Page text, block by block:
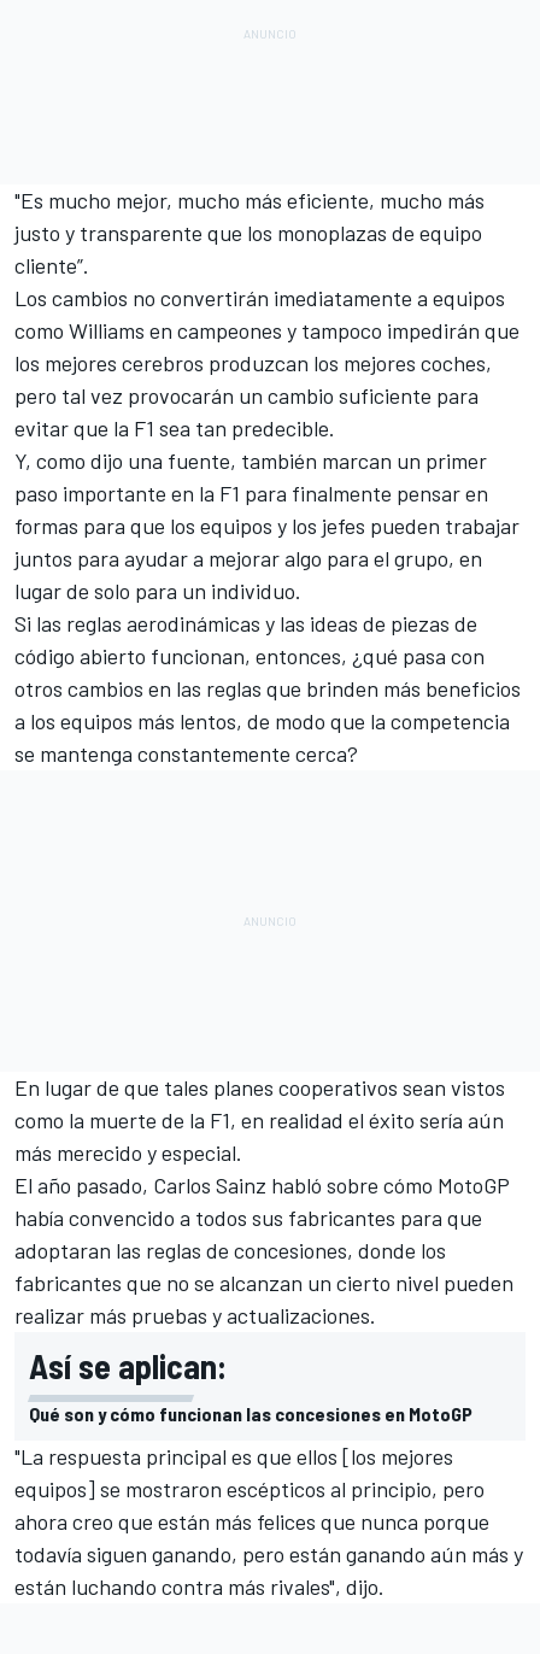
"Es mucho mejor, mucho más eficiente, mucho más
justo y transparente que los monoplazas de equipo
cliente”.
Los cambios no convertirán imediatamente a equipos
como Williams en campeones y tampoco impedirán que
los mejores cerebros produzcan los mejores coches,
pero tal vez provocarán un cambio suficiente para
evitar que la F1 sea tan predecible.
Y, como dijo una fuente, también marcan un primer
paso importante en la F1 para finalmente pensar en
formas para que los equipos y los jefes pueden trabajar
juntos para ayudar a mejorar algo para el grupo, en
lugar de solo para un individuo.
Si las reglas aerodinámicas y las ideas de piezas de
código abierto funcionan, entonces, ¿qué pasa con
otros cambios en las reglas que brinden más beneficios
a los equipos más lentos, de modo que la competencia
se mantenga constantemente cerca?
En lugar de que tales planes cooperativos sean vistos
como la muerte de la F1, en realidad el éxito sería aún
más merecido y especial.
El año pasado, Carlos Sainz habló sobre cómo MotoGP
había convencido a todos sus fabricantes para que
adoptaran las reglas de concesiones, donde los
fabricantes que no se alcanzan un cierto nivel pueden
realizar más pruebas y actualizaciones.
Así se aplican:
Qué son y cómo funcionan las concesiones en MotoGP
"La respuesta principal es que ellos [los mejores
equipos] se mostraron escépticos al principio, pero
ahora creo que están más felices que nunca porque
todavía siguen ganando, pero están ganando aún más y
están luchando contra más rivales", dijo.